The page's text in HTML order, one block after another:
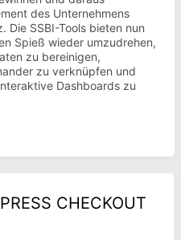
des Unternehmens
Die SSBI-Tools bieten nun
Spieß wieder umzudrehen,
zu bereinigen,
zu verknüpfen und
Dashboards zu
CHECKOUT